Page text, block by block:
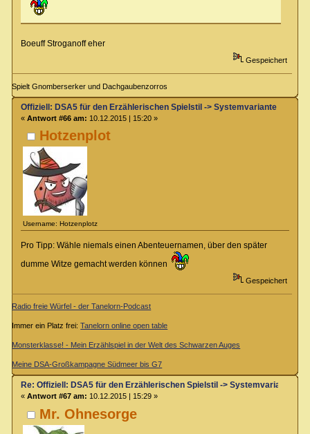
Boeuff Stroganoff eher
Gespeichert
Spielt Gnomberserker und Dachgaubenzorros
Hotzenplot
Username: Hotzenplotz
Offiziell: DSA5 für den Erzählerischen Spielstil -> Systemvariante im
« Antwort #66 am: 10.12.2015 | 15:20 »
Pro Tipp: Wähle niemals einen Abenteuernamen, über den später
dumme Witze gemacht werden können
Gespeichert
Radio freie Würfel - der Tanelorn-Podcast
Immer ein Platz frei:Tanelorn online open table
Monsterklasse! - Mein Erzählspiel in der Welt des Schwarzen Auges
Meine DSA-Großkampagne Südmeer bis G7
Mr. Ohnesorge
Re: Offiziell: DSA5 für den Erzählerischen Spielstil -> Systemvariante im
« Antwort #67 am: 10.12.2015 | 15:29 »